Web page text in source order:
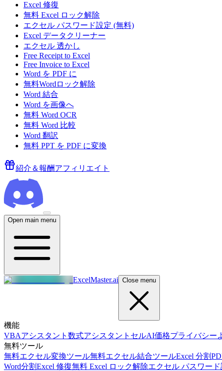
Excel 修復
無料 Excel ロック解除
エクセル パスワード設定 (無料)
Excel データクリーナー
エクセル 透かし
Free Receipt to Excel
Free Invoice to Excel
Word を PDF に
無料Wordロック解除
Word 結合
Word を画像へ
無料 Word OCR
無料 Word 比較
Word 翻訳
無料 PPT を PDF に変換
紹介＆報酬アフィリエイト
Open main menu
ExcelMaster.ai Close menu
機能
VBAアシスタント 数式アシスタント セルAI価格プライバシー
無料ツール
無料エクセル変換ツール無料エクセル結合ツールExcel 分割
Word分割Excel 修復無料 Excel ロック解除エクセル パスワー